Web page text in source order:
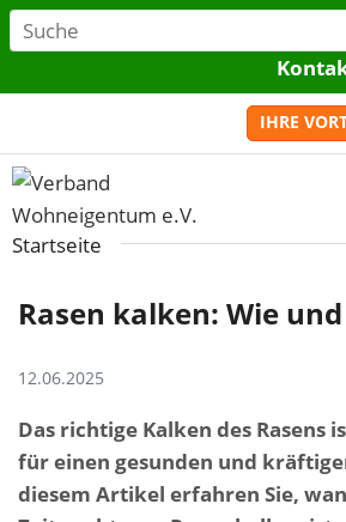
IHRE
Startseite
Rasen kalken: Wie
12.06.2025
Das richtige Kalken des Rasens
für einen gesunden und
diesem Artikel erfahren Sie,